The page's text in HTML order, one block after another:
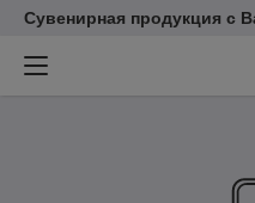
Сувенирная продукция с